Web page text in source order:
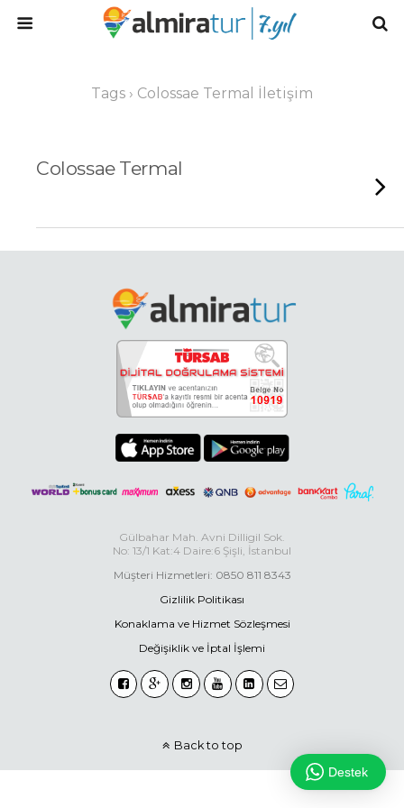
Tags › Colossae Termal İletişim
Colossae Termal
Gülbahar Mah. Avni Dilligil Sok.
No: 13/1 Kat:4 Daire:6 Şişli, İstanbul
Müşteri Hizmetleri: 0850 811 8343
Gizlilik Politikası
Konaklama ve Hizmet Sözleşmesi
Değişiklik ve İptal İşlemi
Back to top
Destek